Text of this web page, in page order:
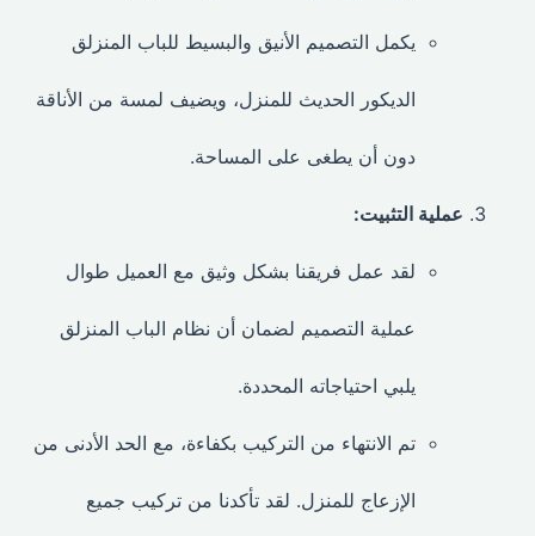
يكمل التصميم الأنيق والبسيط للباب المنزلق
الديكور الحديث للمنزل، ويضيف لمسة من الأناقة
دون أن يطغى على المساحة.
عملية التثبيت:
لقد عمل فريقنا بشكل وثيق مع العميل طوال
عملية التصميم لضمان أن نظام الباب المنزلق
يلبي احتياجاته المحددة.
تم الانتهاء من التركيب بكفاءة، مع الحد الأدنى من
الإزعاج للمنزل. لقد تأكدنا من تركيب جميع